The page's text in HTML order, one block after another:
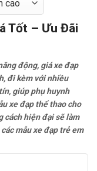
Tốt – Ưu Đãi
động, giá xe đạp
đi kèm với nhiều
giúp phụ huynh
xe đạp thể thao cho
cách hiện đại sẽ làm
mẫu xe đạp trẻ em